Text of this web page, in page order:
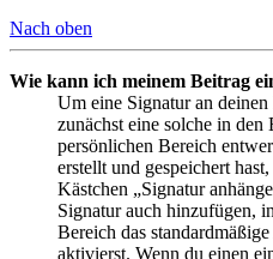
Nach oben
Wie kann ich meinem Beitrag
Um eine Signatur an
zunächst eine solche in
persönlichen Bereich
erstellt und gespeichert
Kästchen „Signatur
Signatur auch hinzufügen,
Bereich das
aktivierst. Wenn du einen